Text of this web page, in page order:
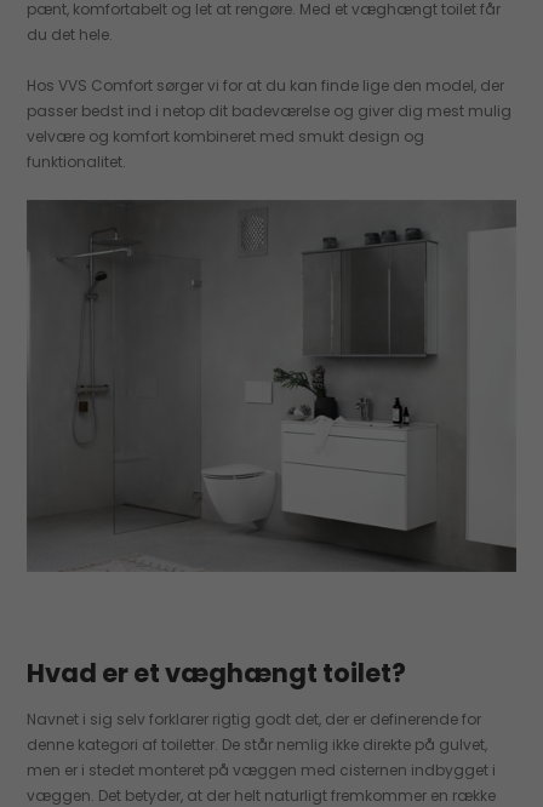
pænt, komfortabelt og let at rengøre. Med et væghængt toilet får
du det hele.
Hos VVS Comfort sørger vi for at du kan finde lige den model, der
passer bedst ind i netop dit badeværelse og giver dig mest mulig
velvære og komfort kombineret med smukt design og
funktionalitet.
Hvad er et væghængt toilet?
Navnet i sig selv forklarer rigtig godt det, der er definerende for
denne kategori af toiletter. De står nemlig ikke direkte på gulvet,
men er i stedet monteret på væggen med cisternen indbygget i
væggen. Det betyder, at der helt naturligt fremkommer en række